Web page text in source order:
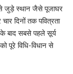
से जुड़े स्थान जैसे पूजाघर
दिनों तक पवित्रता
बाद सबसे पहले सूर्य
पूरे विधि-विधान से